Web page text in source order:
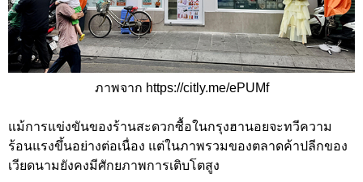
ภาพจาก https://citly.me/ePUMf
แม้การแข่งขันของร้านสะดวกซื้อในกรุงฮานอยจะทวีความ
ร้อนแรงขึ้นอย่างต่อเนื่อง แต่ในภาพรวมของตลาดค้าปลีกของ
เวียดนามยังคงมีศักยภาพการเติบโตสูง